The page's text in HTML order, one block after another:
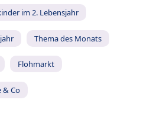
im 2. Lebensjahr
Thema des Monats
Flohmarkt
& Co